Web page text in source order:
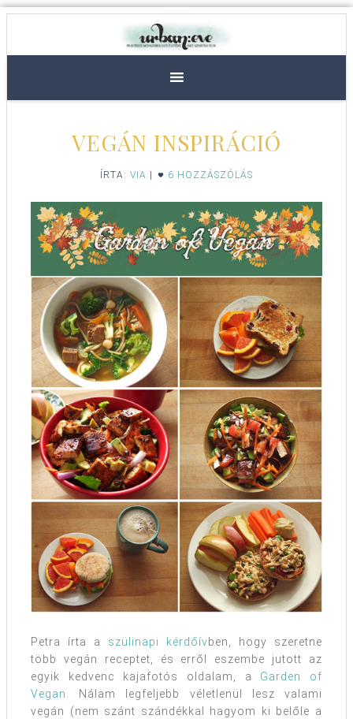
VEGÁN INSPIRÁCIÓ
ÍRTA: VIA 6 HOZZÁSZÓLÁS
Petra írta a szülinapi kérdőívben, hogy szeretne
több vegán receptet, és erről eszembe jutott az
egyik kedvenc kajafotós oldalam, a Garden of
Vegan. Nálam legfeljebb véletlenül lesz valami
vegán (nem szánt szándékkal hagyom ki belőle a